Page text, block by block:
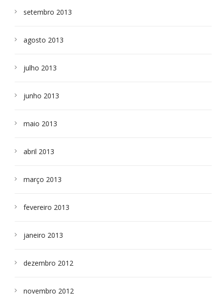
setembro 2013
agosto 2013
julho 2013
junho 2013
maio 2013
abril 2013
março 2013
fevereiro 2013
janeiro 2013
dezembro 2012
novembro 2012